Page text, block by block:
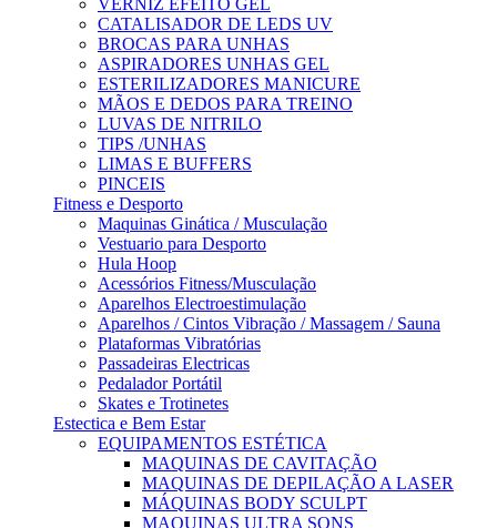
VERNIZ EFEITO GEL
CATALISADOR DE LEDS UV
BROCAS PARA UNHAS
ASPIRADORES UNHAS GEL
ESTERILIZADORES MANICURE
MÃOS E DEDOS PARA TREINO
LUVAS DE NITRILO
TIPS /UNHAS
LIMAS E BUFFERS
PINCEIS
Fitness e Desporto
Maquinas Ginática / Musculação
Vestuario para Desporto
Hula Hoop
Acessórios Fitness/Musculação
Aparelhos Electroestimulação
Aparelhos / Cintos Vibração / Massagem / Sauna
Plataformas Vibratórias
Passadeiras Electricas
Pedalador Portátil
Skates e Trotinetes
Estectica e Bem Estar
EQUIPAMENTOS ESTÉTICA
MAQUINAS DE CAVITAÇÃO
MAQUINAS DE DEPILAÇÃO A LASER
MÁQUINAS BODY SCULPT
MAQUINAS ULTRA SONS